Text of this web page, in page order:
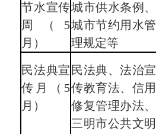
节水宣传
周（5
月）
城市供水条例、
城市节约用水管
理规定等
民法典宣
传月（5
月）
民法典、法治宣
传教育法、信用
修复管理办法、
三明市公共文明